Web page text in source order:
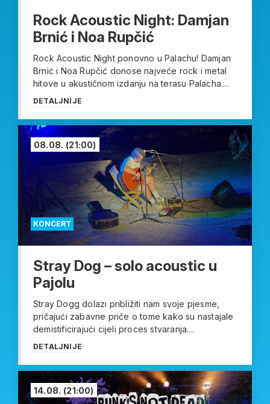
Rock Acoustic Night: Damjan
Brnić i Noa Rupčić
Rock Acoustic Night ponovno u Palachu! Damjan
Brnić i Noa Rupčić donose najveće rock i metal
hitove u akustičnom izdanju na terasu Palacha....
DETALJNIJE
KONCERT
08.08. (21:00)
Stray Dog – solo acoustic u
Pajolu
Stray Dogg dolazi približiti nam svoje pjesme,
pričajući zabavne priče o tome kako su nastajale
demistificirajući cijeli proces stvaranja....
DETALJNIJE
14.08. (21:00)